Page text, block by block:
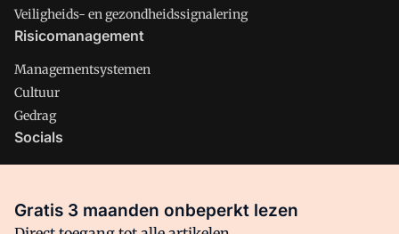
Veiligheids- en gezondheidssignalering
Risicomanagement
Managementsystemen
Cultuur
Gedrag
Socials
Facebook
Gratis 3 maanden onbeperkt lezen